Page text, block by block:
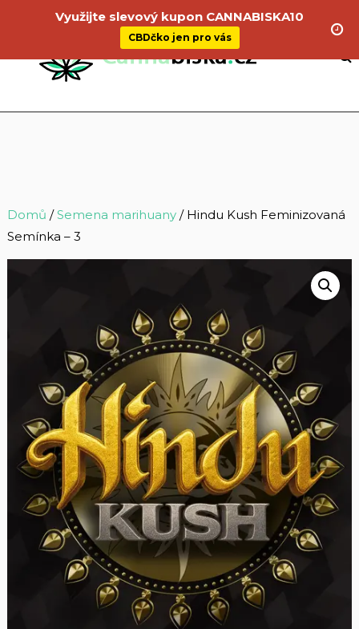
Domů /Semena marihuany/ Hindu Kush Feminizovaná
Semínka – 3
Využijte slevový kupon CANNABISKA10
CBDčko jen pro vás